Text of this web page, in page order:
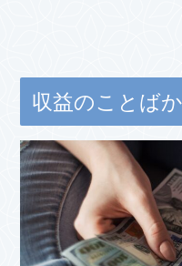
収益のことば